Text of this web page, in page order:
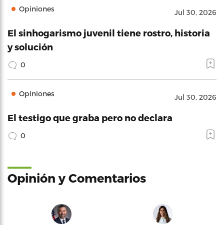
Opiniones Jul 30, 2026
El sinhogarismo juvenil tiene rostro, historia
y solución
0
Opiniones Jul 30, 2026
El testigo que graba pero no declara
0
Opinión y Comentarios